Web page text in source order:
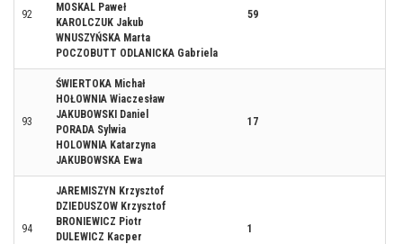
92
MOSKAL Paweł
KAROLCZUK Jakub
WNUSZYŃSKA Marta
POCZOBUTT ODLANICKA Gabriela
59
93
ŚWIERTOKA Michał
HOŁOWNIA Wiaczesław
JAKUBOWSKI Daniel
PORADA Sylwia
HOLOWNIA Katarzyna
JAKUBOWSKA Ewa
17
94
JAREMISZYN Krzysztof
DZIEDUSZOW Krzysztof
BRONIEWICZ Piotr
DULEWICZ Kacper
1